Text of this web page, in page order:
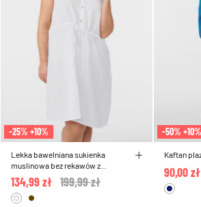
-25% +10%
Lekka bawelniana sukienka
muslinowa bez rekawów z
tasiemka do wiazaniaPrice reduced from
199,99 zł
134,99 zł
-50% +10%
Kaftan
90,00 zł